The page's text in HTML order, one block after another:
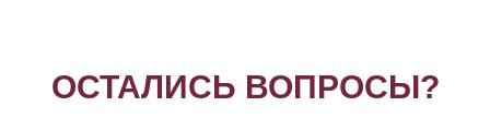
ОСТАЛИСЬ ВОПРОСЫ?